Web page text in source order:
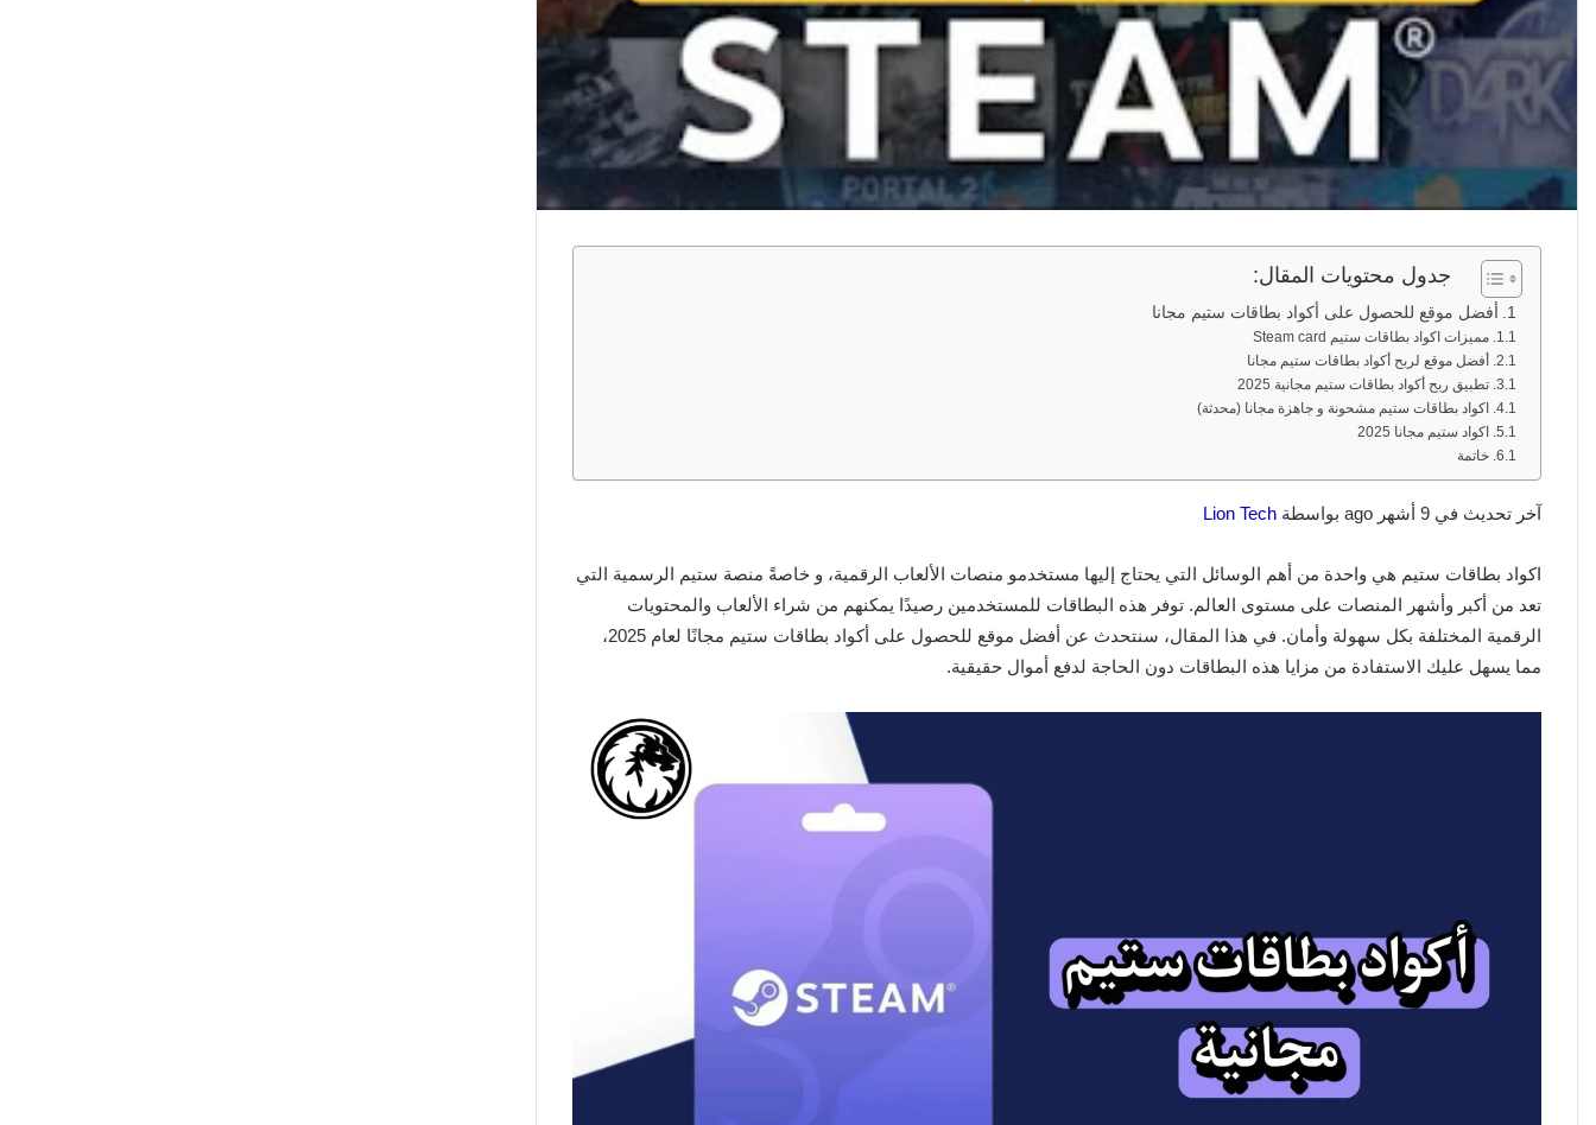
جدول محتويات المقال:
أفضل موقع للحصول على أكواد بطاقات ستيم مجانا
مميزات اكواد بطاقات ستيم Steam card
أفضل موقع لربح أكواد بطاقات ستيم مجانا
تطبيق ربح أكواد بطاقات ستيم مجانية 2025
اكواد بطاقات ستيم مشحونة و جاهزة مجانا (محدثة)
اكواد ستيم مجانا 2025
خاتمة
آخر تحديث في 9 أشهر ago بواسطة Lion Tech
اكواد بطاقات ستيم هي واحدة من أهم الوسائل التي يحتاج إليها مستخدمو منصات الألعاب الرقمية، و خاصةً منصة ستيم الرسمية التي
تعد من أكبر وأشهر المنصات على مستوى العالم. توفر هذه البطاقات للمستخدمين رصيدًا يمكنهم من شراء الألعاب والمحتويات
الرقمية المختلفة بكل سهولة وأمان. في هذا المقال، سنتحدث عن أفضل موقع للحصول على أكواد بطاقات ستيم مجانًا لعام 2025،
مما يسهل عليك الاستفادة من مزايا هذه البطاقات دون الحاجة لدفع أموال حقيقية.